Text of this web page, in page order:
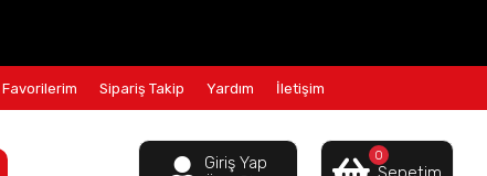
Favorilerim Sipariş Takip Yardım İletişim
Giriş Yap
0